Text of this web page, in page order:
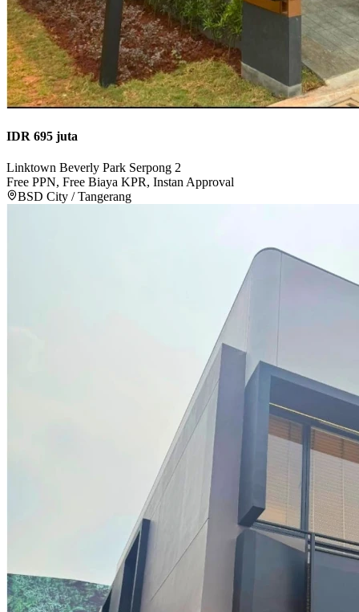
IDR 695 juta
Linktown Beverly Park Serpong 2
Free PPN, Free Biaya KPR, Instan Approval
BSD City / Tangerang